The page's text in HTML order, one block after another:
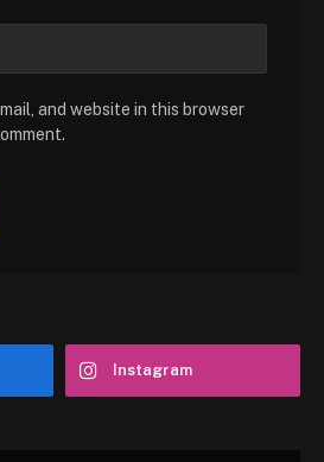
and website in this browser
Instagram